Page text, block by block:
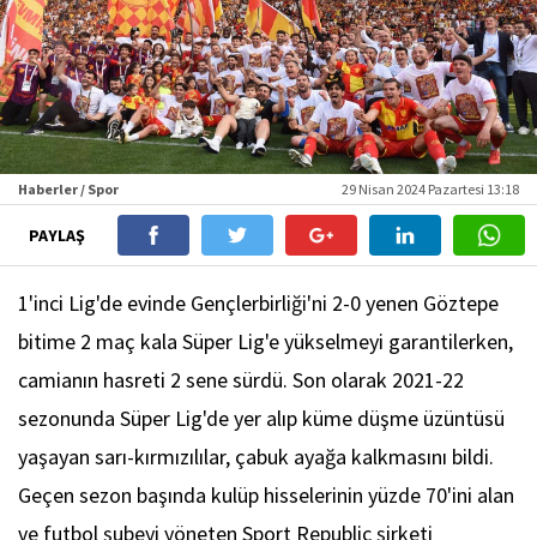
Haberler / Spor 29 Nisan 2024 Pazartesi 13:18
PAYLAŞ
1'inci Lig'de evinde Gençlerbirliği'ni 2-0 yenen Göztepe
bitime 2 maç kala Süper Lig'e yükselmeyi garantilerken,
camianın hasreti 2 sene sürdü. Son olarak 2021-22
sezonunda Süper Lig'de yer alıp küme düşme üzüntüsü
yaşayan sarı-kırmızılılar, çabuk ayağa kalkmasını bildi.
Geçen sezon başında kulüp hisselerinin yüzde 70'ini alan
ve futbol şubeyi yöneten Sport Republic şirketi